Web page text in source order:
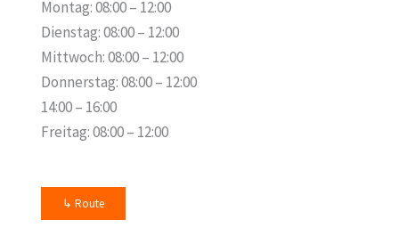
Montag: 08:00 – 12:00
Dienstag: 08:00 – 12:00
Mittwoch: 08:00 – 12:00
Donnerstag: 08:00 – 12:00
14:00 – 16:00
Freitag: 08:00 – 12:00
↳ Route